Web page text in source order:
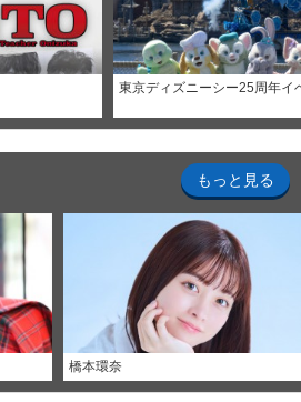
東京ディズニーシー25周年イ
もっと見る
橋本環奈